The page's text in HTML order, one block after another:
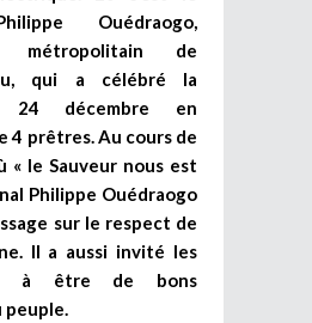
Ouédraogo,
métropolitain de
qui a célébré la
24 décembre en
4 prêtres. Au cours de
le Sauveur nous est
Philippe Ouédraogo
sur le respect de
Il a aussi invité les
à être de bons